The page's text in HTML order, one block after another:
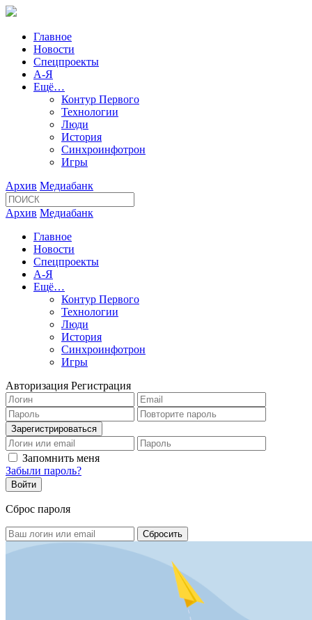
Главное
Новости
Спецпроекты
А-Я
Ещё…
Контур Первого
Технологии
Люди
История
Синхроинфотрон
Игры
Архив Медиабанк
Архив Медиабанк
Главное
Новости
Спецпроекты
А-Я
Ещё…
Контур Первого
Технологии
Люди
История
Синхроинфотрон
Игры
Авторизация Регистрация
Запомнить меня
Забыли пароль?
Сброс пароля